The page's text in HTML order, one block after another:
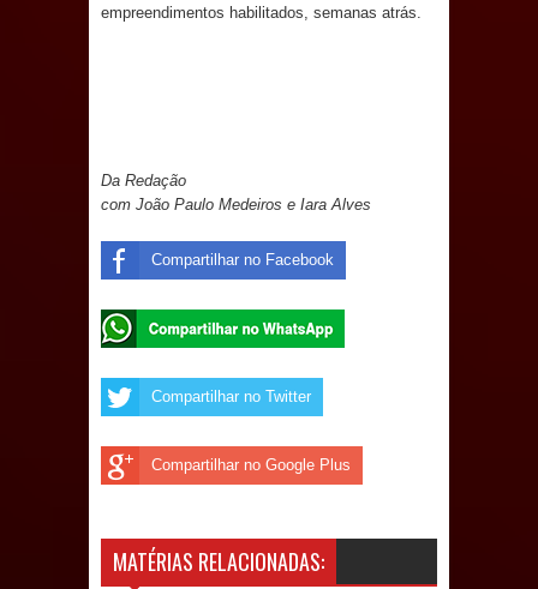
Saúde Bucal: Mais de 470 próteses
Prefeitura de Sapé em 2026
Caldas Brandão: Tradicional Festa de
Santana 2026 será neste sábado (25)
empreendimentos habilitados, semanas atrás.
Da Redação
com João Paulo Medeiros e Iara Alves
Compartilhar no Facebook
Compartilhar no Twitter
Compartilhar no Google Plus
MATÉRIAS RELACIONADAS: